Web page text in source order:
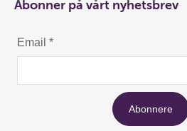
Abonner på vårt nyhetsbrev